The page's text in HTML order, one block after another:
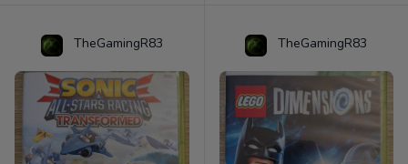
TheGamingR83 TheGamingR83